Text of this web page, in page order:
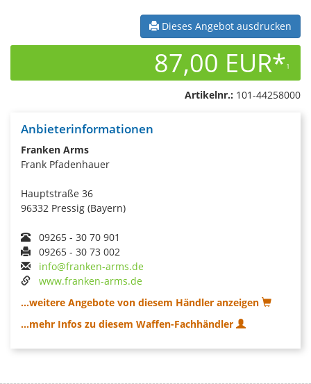
Dieses Angebot ausdrucken
87,00 EUR*1
Artikelnr.: 101-44258000
Anbieterinformationen
Franken Arms
Frank Pfadenhauer
Hauptstraße 36
96332 Pressig (Bayern)
09265 - 30 70 901
09265 - 30 73 002
info@franken-arms.de
www.franken-arms.de
...weitere Angebote von diesem Händler anzeigen
...mehr Infos zu diesem Waffen-Fachhändler